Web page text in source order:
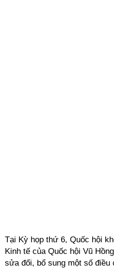
Tại Kỳ họp thứ 6, Quốc hội
Kinh tế của Quốc hội Vũ
sửa đổi, bổ sung một số điều